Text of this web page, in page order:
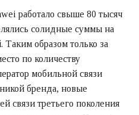
работало свыше 80 тысяч
солидные суммы на
Таким образом только за
по количеству
мобильной связи
бренда, новые
связи третьего поколения